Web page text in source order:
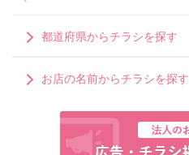
都道府県からチラシを探す
お店の名前からチラシを探す